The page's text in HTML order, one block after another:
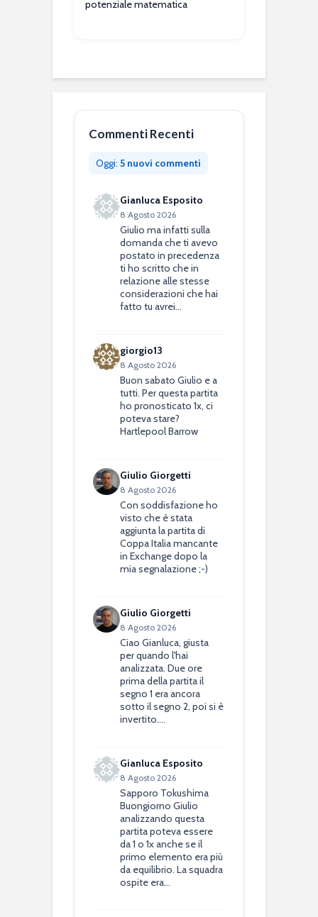
potenziale matematica
Commenti Recenti
Oggi: 5 nuovi commenti
Gianluca Esposito
8 Agosto 2026
Giulio ma infatti sulla
domanda che ti avevo
postato in precedenza
ti ho scritto che in
relazione alle stesse
considerazioni che hai
fatto tu avrei…
giorgio13
8 Agosto 2026
Buon sabato Giulio e a
tutti. Per questa partita
ho pronosticato 1x, ci
poteva stare?
Hartlepool Barrow
Giulio Giorgetti
8 Agosto 2026
Con soddisfazione ho
visto che è stata
aggiunta la partita di
Coppa Italia mancante
in Exchange dopo la
mia segnalazione ;-)
Giulio Giorgetti
8 Agosto 2026
Ciao Gianluca, giusta
per quando l'hai
analizzata. Due ore
prima della partita il
segno 1 era ancora
sotto il segno 2, poi si è
invertito.…
Gianluca Esposito
8 Agosto 2026
Sapporo Tokushima
Buongiorno Giulio
analizzando questa
partita poteva essere
da 1 o 1x anche se il
primo elemento era più
da equilibrio. La squadra
ospite era…